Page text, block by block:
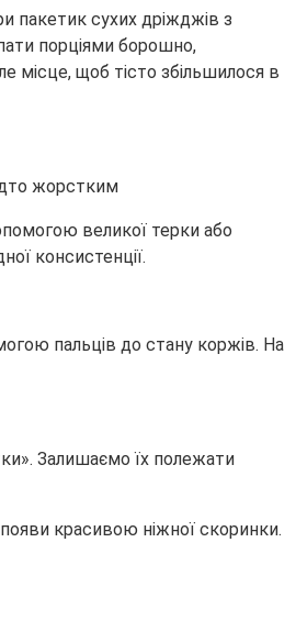
пакетик сухих дріжджів з
порціями борошно,
місце, щоб тісто збільшилося в
жорстким
великої терки або
консистенції.
пальців до стану коржів. На
Залишаємо їх полежати
красивою ніжної скоринки.